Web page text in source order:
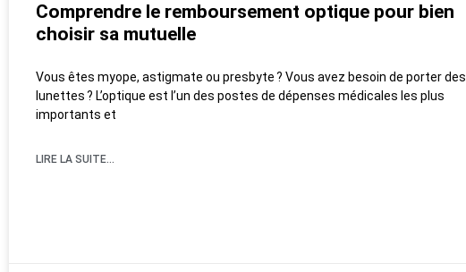
Comprendre le remboursement optique pour bien
choisir sa mutuelle
Vous êtes myope, astigmate ou presbyte ? Vous avez besoin de porter des
lunettes ? L’optique est l’un des postes de dépenses médicales les plus
importants et
LIRE LA SUITE...